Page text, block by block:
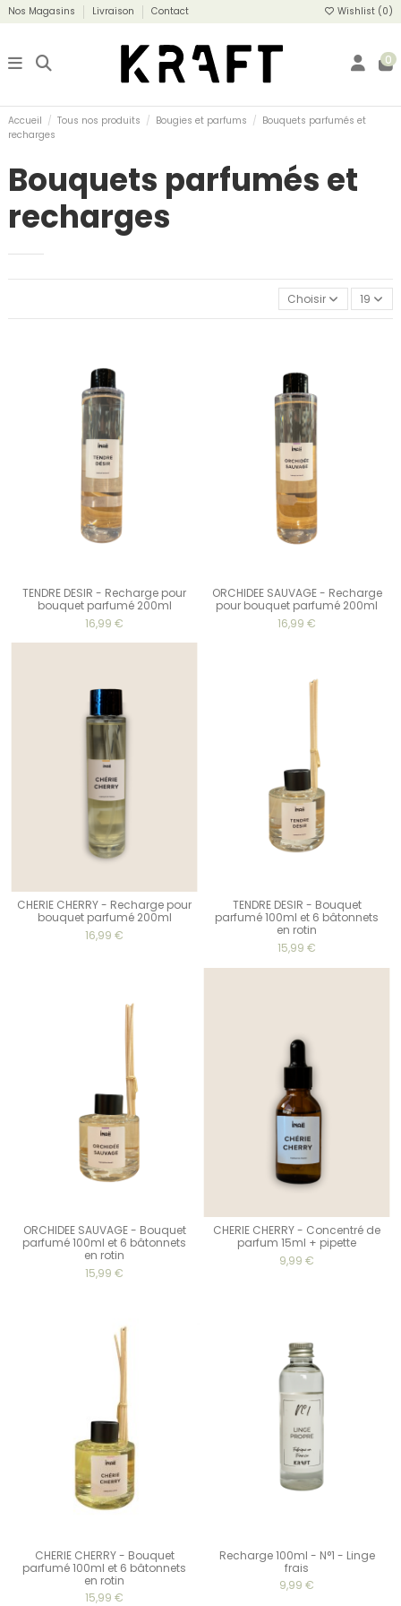
Nos Magasins Livraison Contact Wishlist (0)
0
Accueil Tous nos produits Bougies et parfums
Bouquets parfumés et
recharges
Bouquets parfumés et
recharges
Choisir 19
TENDRE DESIR - Recharge pour
bouquet parfumé 200ml
16,99 €
ORCHIDEE SAUVAGE - Recharge
pour bouquet parfumé 200ml
16,99 €
CHERIE CHERRY - Recharge pour
bouquet parfumé 200ml
16,99 €
TENDRE DESIR - Bouquet
parfumé 100ml et 6 bâtonnets
en rotin
15,99 €
ORCHIDEE SAUVAGE - Bouquet
parfumé 100ml et 6 bâtonnets
en rotin
15,99 €
CHERIE CHERRY - Concentré de
parfum 15ml + pipette
9,99 €
CHERIE CHERRY - Bouquet
parfumé 100ml et 6 bâtonnets
en rotin
15,99 €
Recharge 100ml - N°1 - Linge
frais
9,99 €